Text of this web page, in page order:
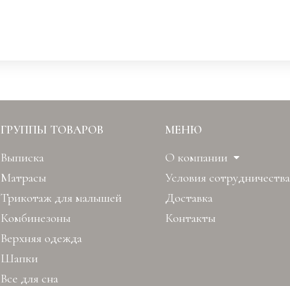
ГРУППЫ ТОВАРОВ
Выписка
Матрасы
Трикотаж для малышей
Комбинезоны
Верхняя одежда
Шапки
Все для сна
МЕНЮ
О компании
Условия сотрудничества
Доставка
Контакты